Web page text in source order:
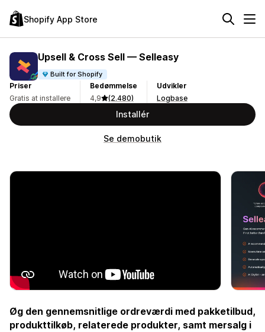
Shopify App Store
Upsell & Cross Sell — Selleasy
Built for Shopify
Priser
Gratis at installere
Bedømmelse
4,9
(2.480)
Udvikler
Logbase
Installér
Se demobutik
Øg den gennemsnitlige ordreværdi med pakketilbud,
produkttilkøb, relaterede produkter, samt mersalg i